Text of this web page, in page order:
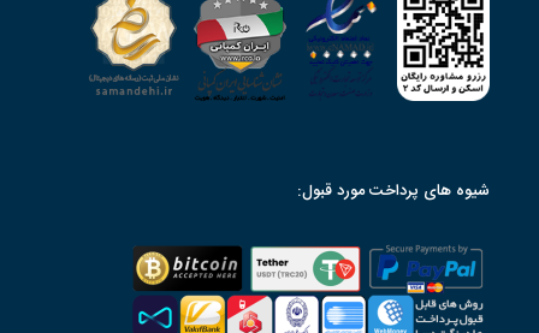
شیوه های پرداخت مورد قبول: